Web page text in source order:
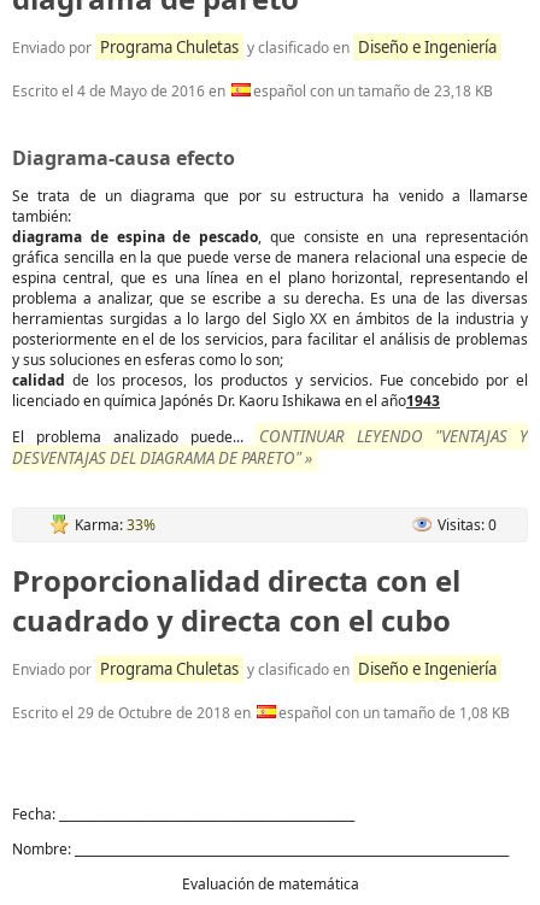
Enviado por Programa Chuletas y clasificado en Diseño e Ingeniería
Escrito el 4 de Mayo de 2016en español con un tamaño de 23,18 KB
Diagrama-causa efecto
Se trata de un diagrama que por su estructura ha venido a llamarse
también:
diagrama de espina de pescado, que consiste en una representación
gráfica sencilla en la que puede verse de manera relacional una especie de
espina central, que es una línea en el plano horizontal, representando el
problema a analizar, que se escribe a su derecha. Es una de las diversas
herramientas surgidas a lo largo del Siglo XX en ámbitos de la industria y
posteriormente en el de los servicios, para facilitar el análisis de problemas
y sus soluciones en esferas como lo son;
calidad de los procesos, los productos y servicios. Fue concebido por el
licenciado en química Japónés Dr. Kaoru Ishikawa en el año1943
El problema analizado puede...
CONTINUAR LEYENDO "VENTAJAS Y
DESVENTAJAS DEL DIAGRAMA DE PARETO" »
Karma:33% Visitas: 0
Proporcionalidad directa con el
cuadrado y directa con el cubo
Enviado por Programa Chuletas y clasificado en Diseño e Ingeniería
Escrito el 29 de Octubre de 2018en español con un tamaño de 1,08 KB
Fecha: _________________________________________________
Nombre: ________________________________________________________________________
Evaluación de matemática